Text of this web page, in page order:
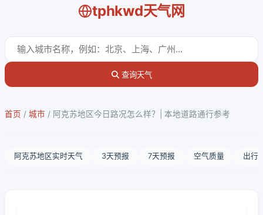
tphkwd天气网
查询天气
首页 / 城市 / 阿克苏地区今日路况怎么样？| 本地道路通行参考
阿克苏地区实时天气 3天预报 7天预报 空气质量 出行